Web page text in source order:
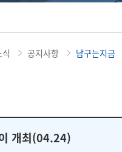
공지사항 남구는지금
개최(04.24)